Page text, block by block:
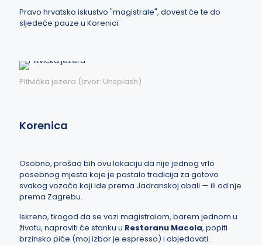
Pravo hrvatsko iskustvo "magistrale", dovest će te do
sljedeće pauze u Korenici.
Plitvička jezera (Izvor: Unsplash)
Korenica
Osobno, prošao bih ovu lokaciju da nije jednog vrlo
posebnog mjesta koje je postalo tradicija za gotovo
svakog vozača koji ide prema Jadranskoj obali — ili od nje
prema Zagrebu.
Iskreno, tkogod da se vozi magistralom, barem jednom u
životu, napraviti će stanku u Restoranu Macola, popiti
brzinsko piće (moj izbor je espresso) i objedovati.